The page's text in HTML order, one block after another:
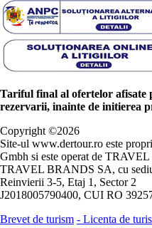
Tariful final al ofertelor afisate
rezervarii, inainte de initierea
Copyright ©2026
Site-ul www.dertour.ro este
Gmbh si este operat de
TRAVEL BRANDS SA, cu
Reinvierii 3-5, Etaj 1, Sector 2
J2018005790400, CUI RO
Brevet de turism - Licenta de